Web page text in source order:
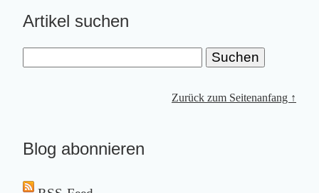
Artikel suchen
Zurück zum Seitenanfang ↑
Blog abonnieren